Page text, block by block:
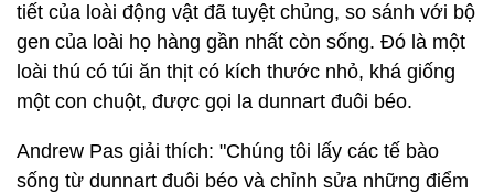
tiết của loài động vật đã tuyệt chủng, so sánh với bộ
gen của loài họ hàng gần nhất còn sống. Đó là một
loài thú có túi ăn thịt có kích thước nhỏ, khá giống
một con chuột, được gọi la dunnart đuôi béo.
Andrew Pas giải thích: "Chúng tôi lấy các tế bào
sống từ dunnart đuôi béo và chỉnh sửa những điểm